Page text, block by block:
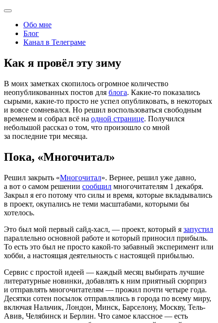
Обо мне
Блог
Канал в Телеграме
Как я провёл эту зиму
В моих заметках скопилось огромное количество
неопубликованных постов для блога. Какие-то показались
сырыми, какие-то просто не успел опубликовать, в некоторых
и вовсе сомневался. Но решил воспользоваться свободным
временем и собрал всё на одной странице. Получился
небольшой рассказ о том, что произошло со мной
за последние три месяца.
Пока, «Многочитал»
Решил закрыть «Многочитал». Вернее, решил уже давно,
а вот о самом решении сообщил многочитателям 1 декабря.
Закрыл я его потому что силы и время, которые вкладывались
в проект, окупались не теми масштабами, которыми бы
хотелось.
Это был мой первый сайд-хасл, — проект, который я запустил
параллельно основной работе и который приносил прибыль.
То есть это был не просто какой-то забавный эксперимент или
хобби, а настоящая деятельность с настоящей прибылью.
Сервис с простой идеей — каждый месяц выбирать лучшие
литературные новинки, добавлять к ним приятный сюрприз
и отправлять многочитателям — прожил почти четыре года.
Десятки сотен посылок отправлялись в города по всему миру,
включая Нальчик, Лондон, Минск, Барселону, Москву, Тель-
Авив, Челябинск и Берлин. Что самое классное — есть